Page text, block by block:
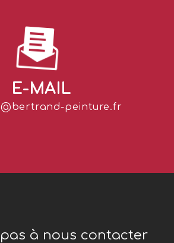
E-MAIL
peinture.fr
à nous contacter